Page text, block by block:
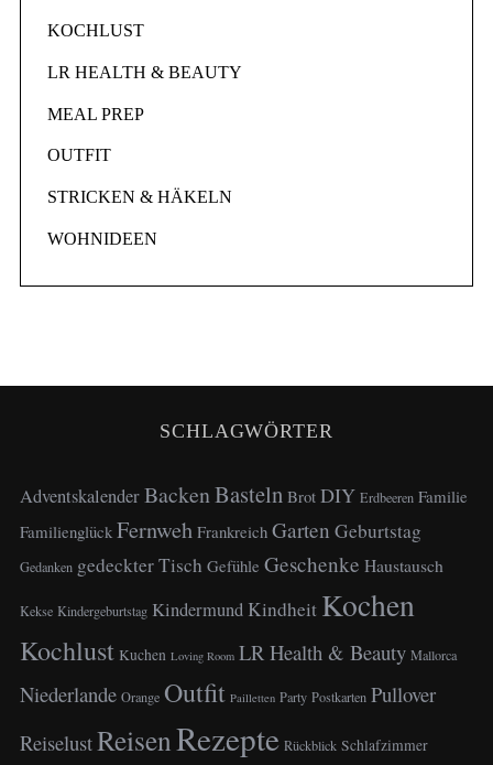
KOCHLUST
LR HEALTH & BEAUTY
MEAL PREP
OUTFIT
STRICKEN & HÄKELN
WOHNIDEEN
SCHLAGWÖRTER
AdventskalenderBackenBasteln Brot DIY Erdbeeren Familie
Familienglück Fernweh Frankreich Garten Geburtstag
Gedanken gedeckter Tisch Gefühle Geschenke Haustausch
Kekse Kindergeburtstag Kindermund Kindheit Kochen
Kochlust Kuchen Loving Room LR Health & Beauty Mallorca
Niederlande Orange Outfit Pailletten Party Postkarten Pullover
ReiselustReisenRezepte Rückblick Schlafzimmer